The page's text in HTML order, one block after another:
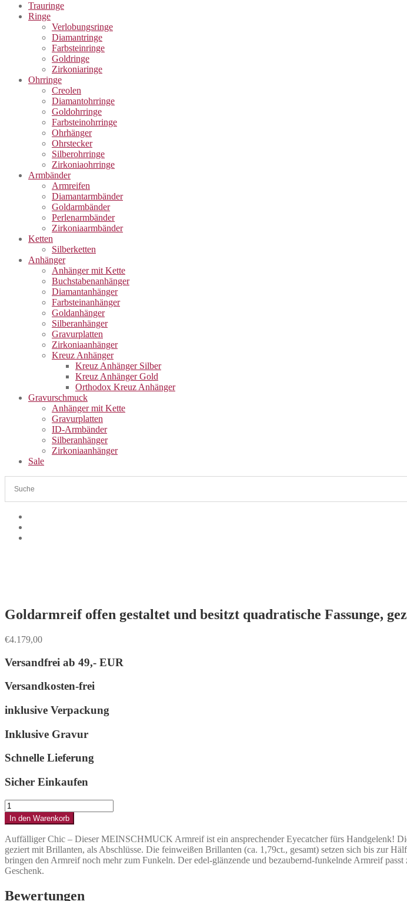
Trauringe
Ringe
Verlobungsringe
Diamantringe
Farbsteinringe
Goldringe
Zirkoniaringe
Ohrringe
Creolen
Diamantohrringe
Goldohrringe
Farbsteinohrringe
Ohrhänger
Ohrstecker
Silberohrringe
Zirkoniaohrringe
Armbänder
Armreifen
Diamantarmbänder
Goldarmbänder
Perlenarmbänder
Zirkoniaarmbänder
Ketten
Silberketten
Anhänger
Anhänger mit Kette
Buchstabenanhänger
Diamantanhänger
Farbsteinanhänger
Goldanhänger
Silberanhänger
Gravurplatten
Zirkoniaanhänger
Kreuz Anhänger
Kreuz Anhänger Silber
Kreuz Anhänger Gold
Orthodox Kreuz Anhänger
Gravurschmuck
Anhänger mit Kette
Gravurplatten
ID-Armbänder
Silberanhänger
Zirkoniaanhänger
Sale
Goldarmreif offen gestaltet und besitzt quadratische Fassunge,
€4.179,00
Versandfrei ab 49,- EUR
Versandkosten-frei
inklusive Verpackung
Inklusive Gravur
Schnelle Lieferung
Sicher Einkaufen
Goldarmreif
offen
gestaltet
und
besitzt
quadratische
Fassunge,
mit
In den Warenkorb
Auffälliger Chic – Dieser MEINSCHMUCK Armreif ist ein ansprechender Eyecatcher fürs Handgelenk!
geziert mit Brillanten, als Abschlüsse. Die feinweißen Brillanten (ca. 1,79ct., gesamt) setzen sich bis zur
bringen den Armreif noch mehr zum Funkeln. Der edel-glänzende und bezaubernd-funkelnde Armreif
Geschenk.
Bewertungen